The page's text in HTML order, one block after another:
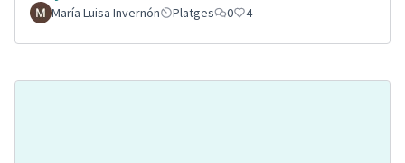
María Luisa Invernón Platges 0 4